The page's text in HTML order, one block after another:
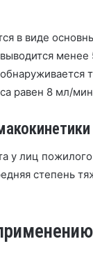
в виде
менее
равен 8 мл/
у лиц
степень